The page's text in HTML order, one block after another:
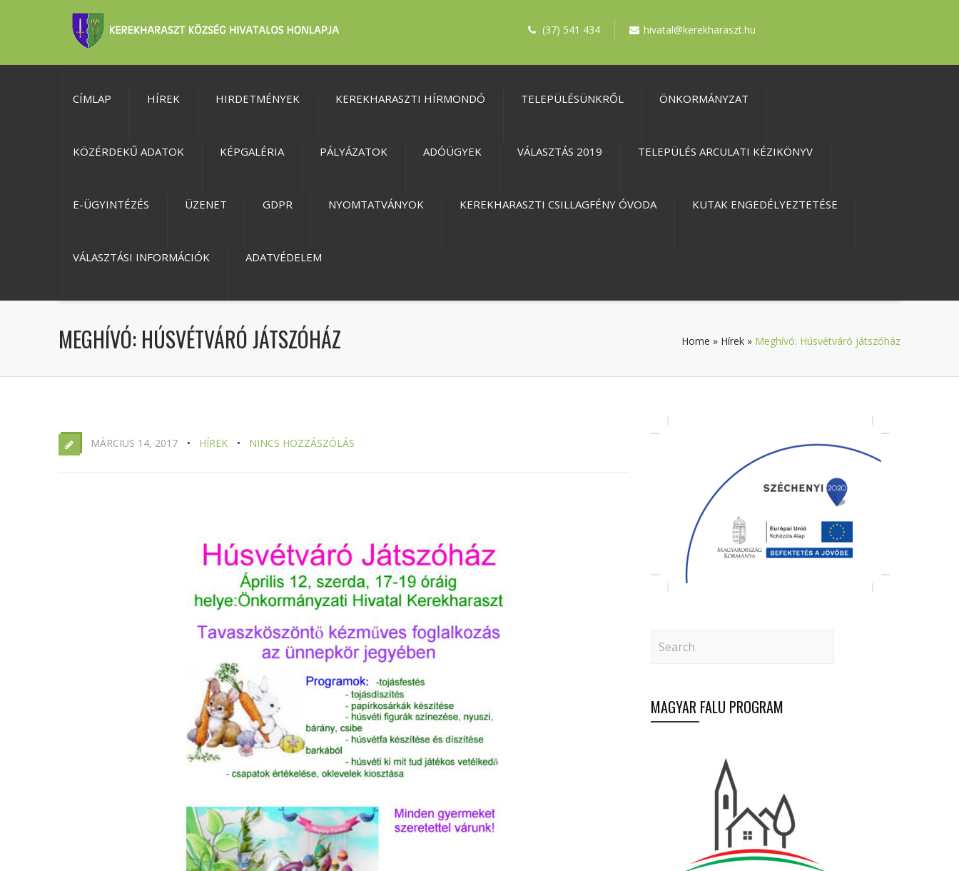
(37) 541 434 hivatal@kerekharaszt.hu
CÍMLAP HÍREK HIRDETMÉNYEK KEREKHARASZTI HÍRMONDÓ TELEPÜLÉSÜNKRŐL ÖNKORMÁNYZAT
KÖZÉRDEKŰ ADATOK KÉPGALÉRIA PÁLYÁZATOK ADÓÜGYEK VÁLASZTÁS 2019 TELEPÜLÉS ARCULATI KÉZIKÖNYV
E-ÜGYINTÉZÉS ÜZENET GDPR NYOMTATVÁNYOK KEREKHARASZTI CSILLAGFÉNY ÓVODA KUTAK ENGEDÉLYEZTETÉSE
VÁLASZTÁSI INFORMÁCIÓK ADATVÉDELEM
MEGHÍVÓ: HÚSVÉTVÁRÓ JÁTSZÓHÁZ Home » Hírek » Meghívó: Húsvétváró játszóház
MÁRCIUS 14, 2017 HÍREK NINCS HOZZÁSZÓLÁS
MAGYAR FALU PROGRAM